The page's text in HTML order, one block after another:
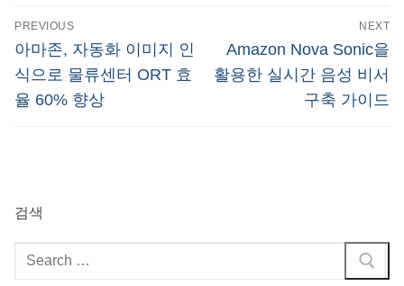
글
탐
색
PREVIOUS
Previous
post:
아마존, 자동화 이미지 인
식으로 물류센터 ORT 효
율 60% 향상
NEXT
Next
post:
Amazon Nova Sonic을
활용한 실시간 음성 비서
구축 가이드
검색
검